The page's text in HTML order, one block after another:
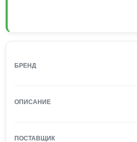
БРЕНД
ОПИСАНИЕ
ПОСТАВЩИК